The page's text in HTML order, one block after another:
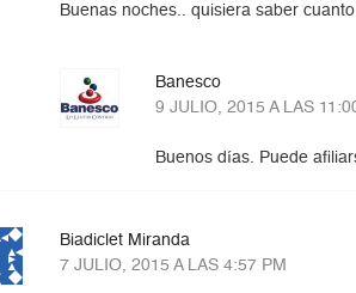
Buenas noches.. quisiera saber
Banesco
9 JULIO, 2015 A LAS
Buenos días. Puede
Biadiclet Miranda
7 JULIO, 2015 A LAS 4:57 PM